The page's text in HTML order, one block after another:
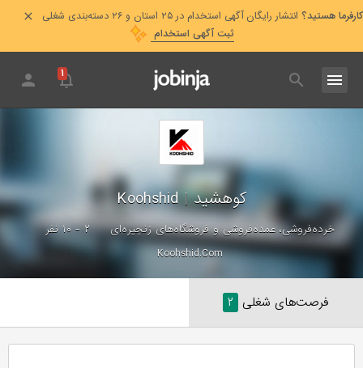
کارفرما هستید؟ انتشار رایگان آگهی استخدام در ۲۵ استان و ۲۶ دسته‌بندی شغلی
ثبت آگهی استخدام
۱
کوهشید|
Koohshid
خرده‌فروشی، عمده‌فروشی و فروشگاه‌های زنجیره‌ای
۲ - ۱۰ نفر
Koohshid.Com
فرصت‌های شغلی ۲